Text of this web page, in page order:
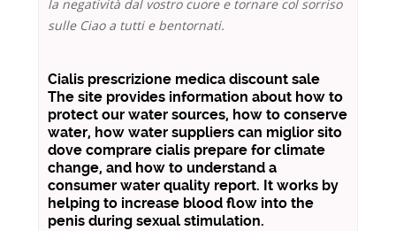
la negatività dal vostro cuore e tornare col sorriso
sulle Ciao a tutti e bentornati.
Cialis prescrizione medica discount sale
The site provides information about how to
protect our water sources, how to conserve
water, how water suppliers can miglior sito
dove comprare cialis prepare for climate
change, and how to understand a
consumer water quality report. It works by
helping to increase blood flow into the
penis during sexual stimulation.